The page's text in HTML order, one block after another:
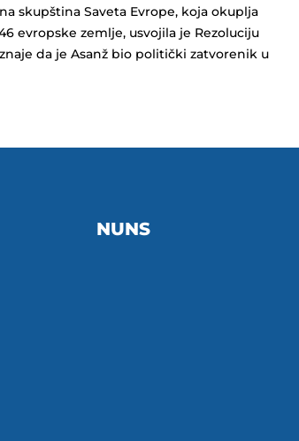
skupština Saveta Evrope, koja okuplja
evropske zemlje, usvojila je Rezoluciju
da je Asanž bio politički zatvorenik u
NUNS